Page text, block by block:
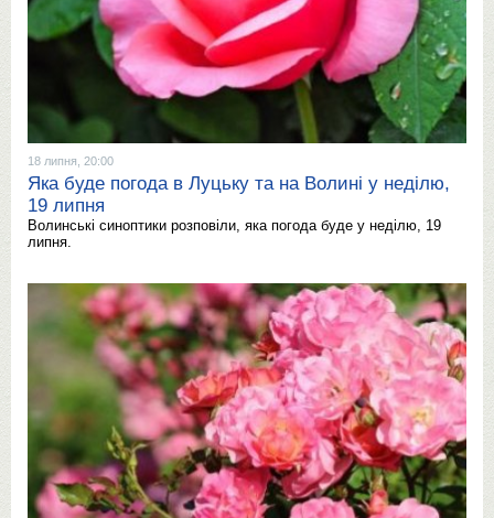
18 липня, 20:00
Яка буде погода в Луцьку та на Волині у неділю,
19 липня
Волинські синоптики розповіли, яка погода буде у неділю, 19
липня.